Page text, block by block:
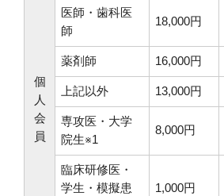
個
人
会
員
医師・歯科医
師
18,000円
薬剤師 16,000円
上記以外 13,000円
専攻医・大学
院生※1
8,000円
臨床研修医・
学生・模擬患
1,000円